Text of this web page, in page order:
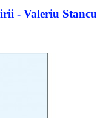
- Valeriu Stancu